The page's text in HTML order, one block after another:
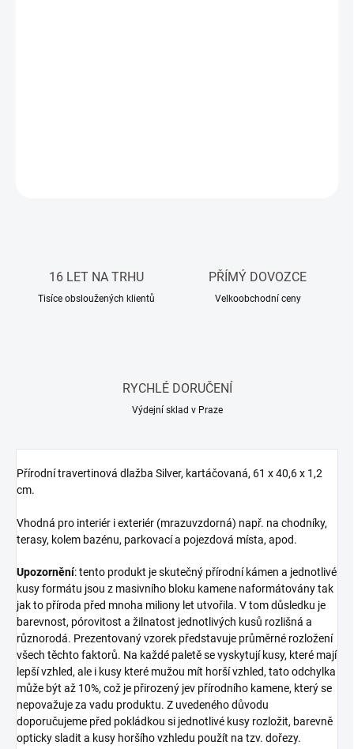
16 LET NA TRHU
Tisíce obsloužených klientů
PŘÍMÝ DOVOZCE
Velkoobchodní ceny
RYCHLÉ DORUČENÍ
Výdejní sklad v Praze
Přírodní travertinová dlažba Silver, kartáčovaná, 61 x 40,6 x 1,2
cm.
Vhodná pro interiér i exteriér (mrazuvzdorná) např. na chodníky,
terasy, kolem bazénu, parkovací a pojezdová místa, apod.
Upozornění:tento produkt je skutečný přírodní kámen a jednotlivé
kusy formátu jsou z masivního bloku kamene naformátovány tak
jak to příroda před mnoha miliony let utvořila. V tom důsledku je
barevnost, pórovitost a žilnatost jednotlivých kusů rozlišná a
různorodá. Prezentovaný vzorek představuje průměrné rozložení
všech těchto faktorů. Na každé paletě se vyskytují kusy, které mají
lepší vzhled, ale i kusy které mužou mít horší vzhled, tato odchylka
může být až 10%, což je přirozený jev přírodního kamene, který se
nepovažuje za vadu produktu. Z uvedeného důvodu
doporučujeme před pokládkou si jednotlivé kusy rozložit, barevně
opticky sladit a kusy horšího vzhledu použít na tzv. dořezy.